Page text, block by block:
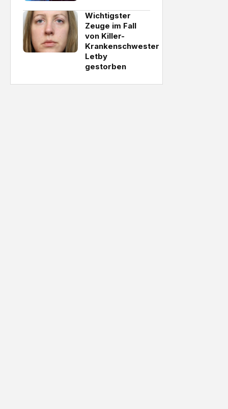
Wichtigster
Zeuge im Fall
von Killer-
Krankenschwester
Letby
gestorben